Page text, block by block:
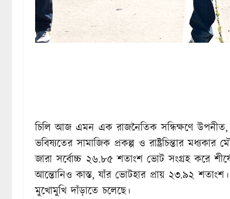
চিলি আজ এমন এক রাজনৈতিক সন্ধিক্ষণে উপনীত,
ভবিষ্যতের সামাজিক প্রকল্প ও রাষ্ট্রচিন্তার মধ্যকার
জারা সর্বোচ্চ ২৬.৮৫ শতাংশ ভোট সংগ্রহ করে
আন্তোনিও কাস্ত, যাঁর ভোটহার প্রায় ২৩.৯২
মুখোমুখি দাঁড়াতে চলেছে।